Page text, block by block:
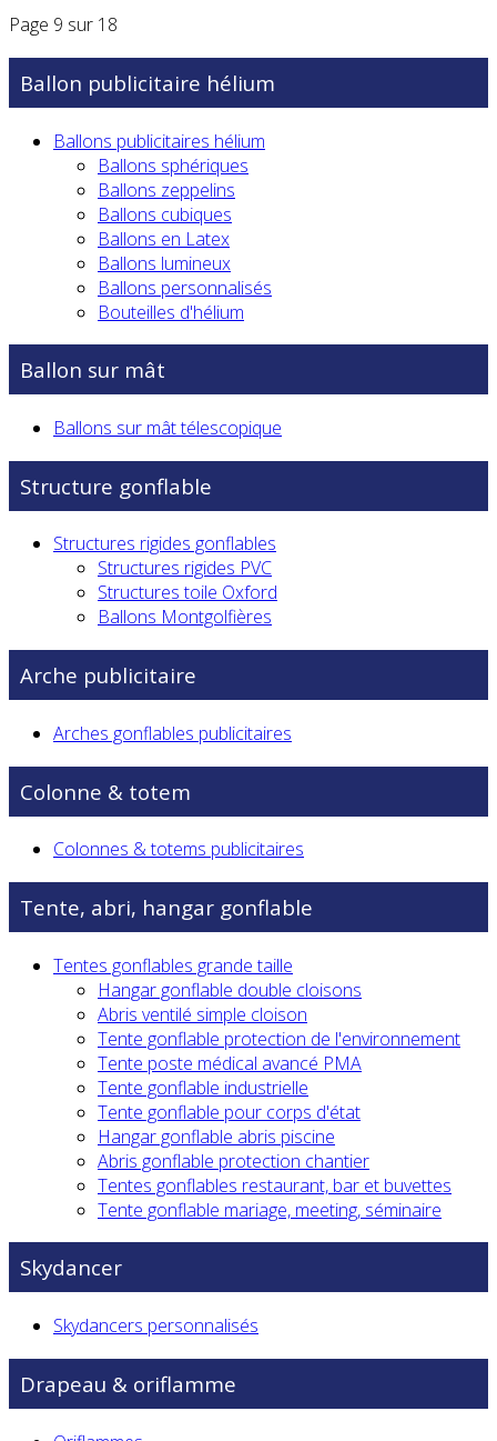
Page 9 sur 18
Ballon publicitaire hélium
Ballons publicitaires hélium
Ballons sphériques
Ballons zeppelins
Ballons cubiques
Ballons en Latex
Ballons lumineux
Ballons personnalisés
Bouteilles d'hélium
Ballon sur mât
Ballons sur mât télescopique
Structure gonflable
Structures rigides gonflables
Structures rigides PVC
Structures toile Oxford
Ballons Montgolfières
Arche publicitaire
Arches gonflables publicitaires
Colonne & totem
Colonnes & totems publicitaires
Tente, abri, hangar gonflable
Tentes gonflables grande taille
Hangar gonflable double cloisons
Abris ventilé simple cloison
Tente gonflable protection de l'environnement
Tente poste médical avancé PMA
Tente gonflable industrielle
Tente gonflable pour corps d'état
Hangar gonflable abris piscine
Abris gonflable protection chantier
Tentes gonflables restaurant, bar et buvettes
Tente gonflable mariage, meeting, séminaire
Skydancer
Skydancers personnalisés
Drapeau & oriflamme